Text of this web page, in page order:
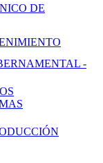
DE
-